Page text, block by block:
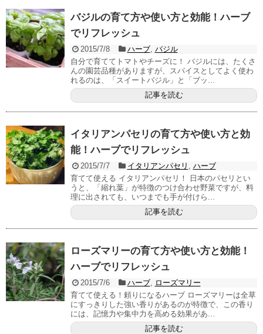
バジルの育て方や使い方と効能！ハーブ
でリフレッシュ
2015/7/8 ハーブ, バジル
自分で育ててトマトやチーズに！ バジルには、たくさ
んの園芸品種がありますが、スパイスとしてよく使わ
れるのは、「スイートバジル」と「ブッ...
記事を読む
イタリアンパセリの育て方や使い方と効
能！ハーブでリフレッシュ
2015/7/7 イタリアンパセリ , ハーブ
育てて使える イタリアンパセリ！ 日本のパセリとい
うと、「縮れ葉」が特徴のつけ合わせ野菜ですが、料
理に出されても、いつまでも手が付けら...
記事を読む
ローズマリーの育て方や使い方と効能！
ハーブでリフレッシュ
2015/7/6 ハーブ, ローズマリー
育てて使える！頼りになるハーブ ローズマリーは全草
にすっきりした強い香りがあるのが特徴で、この香り
には、記憶力や集中力を高める効果があ...
記事を読む